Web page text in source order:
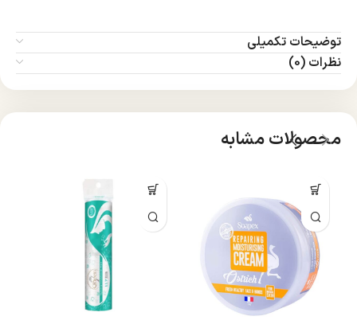
توضیحات تکمیلی
نظرات (0)
محصولات مشابه